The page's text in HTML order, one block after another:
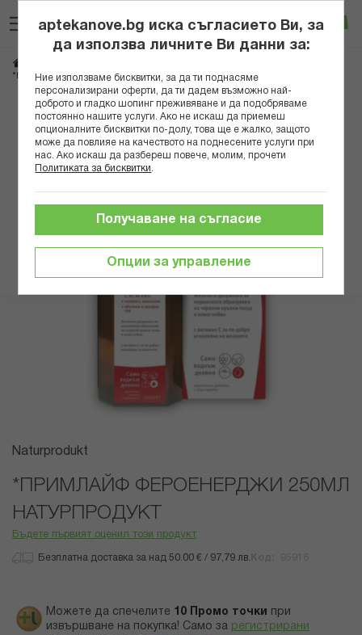
към
съдържанието
Вход
*ПРИМЛАЙФ ФЕРОЕНЕРДЖИ 250МЛ НАТУРПРОДУКТ
Преминете
края
Преминете
началото
галерия
със
Naturprodukt
*ПРИМЛАЙФ ФЕРОЕНЕРДЖИ 250МЛ
НАТУРПРОДУКТ
Бъдете първият оценил този продукт
Безплатна доставка за над 50.00 € / 97,79 лв.
Можете да спечелите 10 Промо точки
при
извършване на покупка! Само за регистрирани
aptekanove.bg иска съгласието Ви, за
да използва личните Ви данни за:
Ние използваме бисквитки, за да ти поднасяме
персонализирани оферти, да ти дадем възможно най-
доброто и гладко шопинг преживяване и да подобряваме
постоянно нашите услуги. Ако не искаш да приемеш
опционалните бисквитки по-долу, това ще е жалко, защото
може да повлияе на качеството на поднесените услуги при
нас. Ако искаш да разбереш повече, молим, прочети
Политиката за бисквитки
Опции за управление
Получаване на съгласие